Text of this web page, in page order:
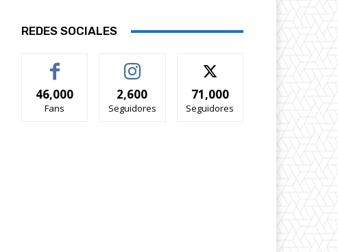
REDES SOCIALES
46,000
Fans
2,600
Seguidores
71,000
Seguidores